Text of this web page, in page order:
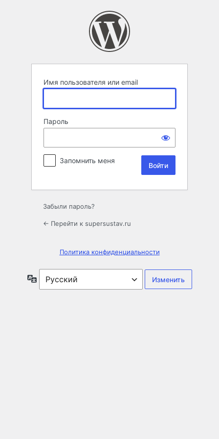
Имя пользователя или email
Пароль
Запомнить меня
Забыли пароль?
← Перейти к supersustav.ru
Политика конфиденциальности
Язык